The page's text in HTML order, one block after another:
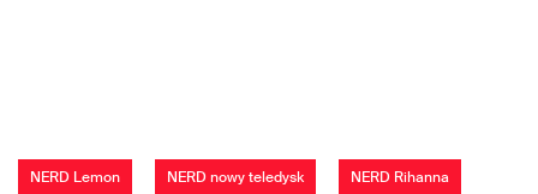
NERD Lemon NERD nowy teledysk NERD Rihanna